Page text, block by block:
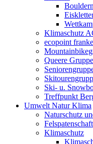
Klimaschutz
ecopoint
Queere Gruppe
Ski- u.
Treffpunkt
Umwelt Natur Klima
Naturschutz
Felspatenschaft
Klimaschutz